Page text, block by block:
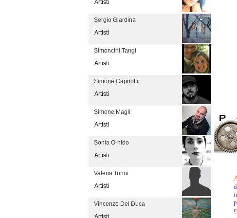
Artisti
Sergio Giardina
Artisti
Simoncini.Tangi
Artisti
Simone Capriotti
Artisti
Simone Magli
Artisti
Sonia O-hido
Artisti
Valeria Tonni
Artisti
Vincenzo Del Duca
Artisti